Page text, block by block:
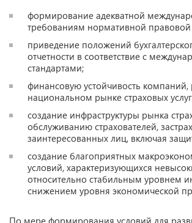
формирование адекватной
требованиям нормативной
приведение положений
отчетности в соответствие с
стандартами;
финансовую устойчивость
национальном рынке страховых
создание инфраструктуры рынка
обслуживанию страхователей,
заинтересованных лиц, включая
создание благоприятных
условий, характеризующихся
относительно стабильным уровнем
снижением уровня экономической
По мере формирования условий для